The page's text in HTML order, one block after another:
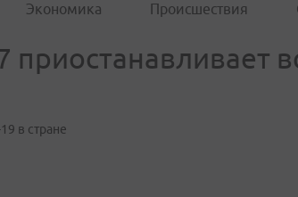
Экономика Происшествия
приостанавливает
в стране